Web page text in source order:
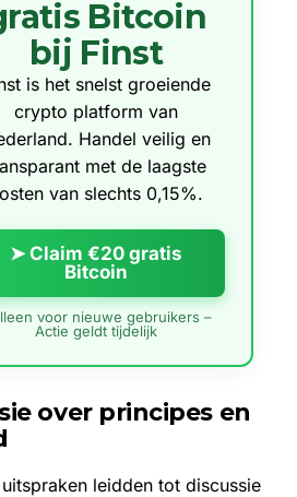
Bitcoin
bij Finst
is het snelst groeiende
crypto platform van
Handel veilig en
met de laagste
van slechts 0,15%.
➤ Claim €20 gratis
Bitcoin
voor nieuwe gebruikers –
Actie geldt tijdelijk
over principes en
uitspraken leidden tot discussie